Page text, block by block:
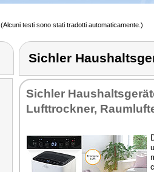
(Alcuni testi sono stati tradotti automaticamente.)
Sichler
Sichler
Lufttrockner,